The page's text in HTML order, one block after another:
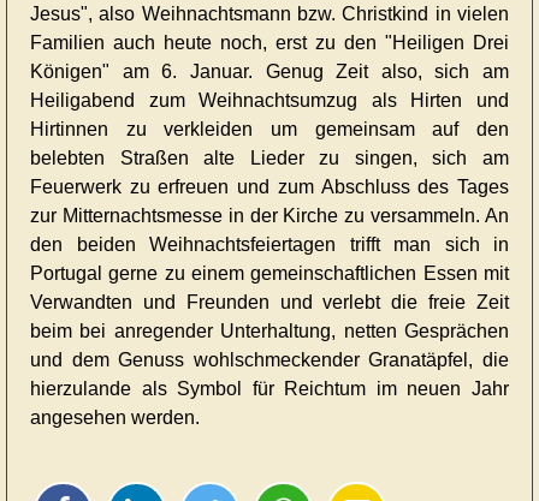
Jesus", also Weihnachtsmann bzw. Christkind in vielen
Familien auch heute noch, erst zu den "Heiligen Drei
Königen" am 6. Januar. Genug Zeit also, sich am
Heiligabend zum Weihnachtsumzug als Hirten und
Hirtinnen zu verkleiden um gemeinsam auf den
belebten Straßen alte Lieder zu singen, sich am
Feuerwerk zu erfreuen und zum Abschluss des Tages
zur Mitternachtsmesse in der Kirche zu versammeln. An
den beiden Weihnachtsfeiertagen trifft man sich in
Portugal gerne zu einem gemeinschaftlichen Essen mit
Verwandten und Freunden und verlebt die freie Zeit
beim bei anregender Unterhaltung, netten Gesprächen
und dem Genuss wohlschmeckender Granatäpfel, die
hierzulande als Symbol für Reichtum im neuen Jahr
angesehen werden.